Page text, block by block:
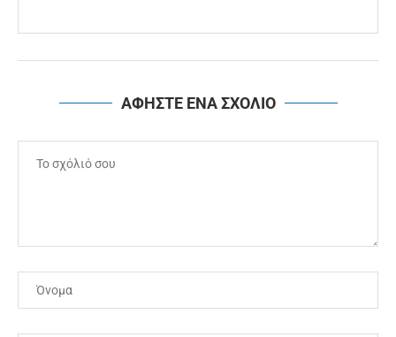
ΑΦΗΣΤΕ ΕΝΑ ΣΧΟΛΙΟ